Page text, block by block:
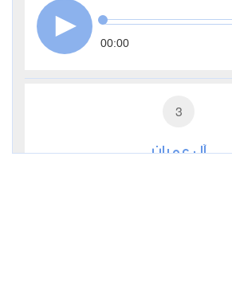
00:00
3
آل عمران